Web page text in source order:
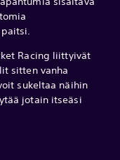
Racing liittyivät
sitten vanha
sukeltaa näihin
jotain itseäsi